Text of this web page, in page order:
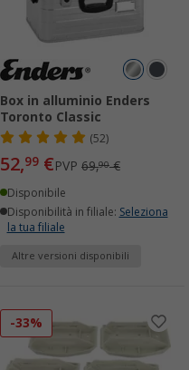
Box in alluminio Enders
Toronto Classic
(52)
52,99 €PVP 69,90€
Disponibile
Disponibilità in filiale: Seleziona
la tua filiale
Altre versioni disponibili
-33%